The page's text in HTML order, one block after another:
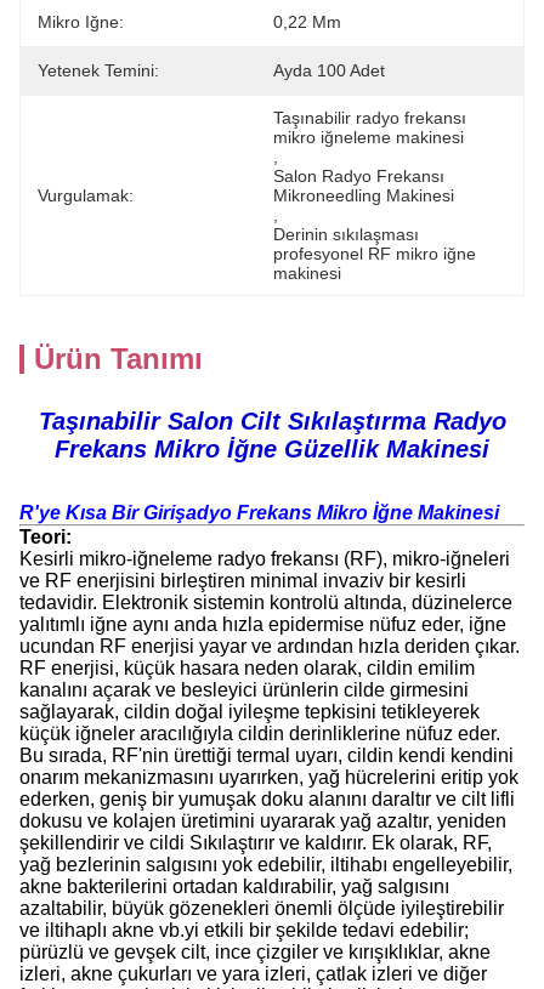
Mikro Iğne: 0,22 Mm
Yetenek Temini: Ayda 100 Adet
Vurgulamak:
Taşınabilir radyo frekansı
mikro iğneleme makinesi
Salon Radyo Frekansı
Mikroneedling Makinesi
Derinin sıkılaşması
profesyonel RF mikro iğne
makinesi
Ürün Tanımı
Taşınabilir Salon Cilt Sıkılaştırma Radyo
Frekans Mikro İğne Güzellik Makinesi
R'ye Kısa Bir Girişadyo Frekans Mikro İğne Makinesi
Teori:
Kesirli mikro-iğneleme radyo frekansı (RF), mikro-iğneleri
ve RF enerjisini birleştiren minimal invaziv bir kesirli
tedavidir. Elektronik sistemin kontrolü altında, düzinelerce
yalıtımlı iğne aynı anda hızla epidermise nüfuz eder, iğne
ucundan RF enerjisi yayar ve ardından hızla deriden çıkar.
RF enerjisi, küçük hasara neden olarak, cildin emilim
kanalını açarak ve besleyici ürünlerin cilde girmesini
sağlayarak, cildin doğal iyileşme tepkisini tetikleyerek
küçük iğneler aracılığıyla cildin derinliklerine nüfuz eder.
Bu sırada, RF'nin ürettiği termal uyarı, cildin kendi kendini
onarım mekanizmasını uyarırken, yağ hücrelerini eritip yok
ederken, geniş bir yumuşak doku alanını daraltır ve cilt lifli
dokusu ve kolajen üretimini uyararak yağ azaltır, yeniden
şekillendirir ve cildi Sıkılaştırır ve kaldırır. Ek olarak, RF,
yağ bezlerinin salgısını yok edebilir, iltihabı engelleyebilir,
akne bakterilerini ortadan kaldırabilir, yağ salgısını
azaltabilir, büyük gözenekleri önemli ölçüde iyileştirebilir
ve iltihaplı akne vb.yi etkili bir şekilde tedavi edebilir;
pürüzlü ve gevşek cilt, ince çizgiler ve kırışıklıklar, akne
izleri, akne çukurları ve yara izleri, çatlak izleri ve diğer